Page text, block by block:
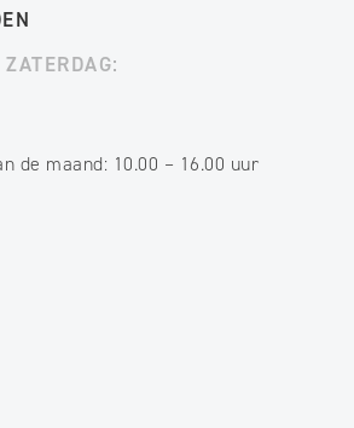
de maand: 10.00 – 16.00 uur